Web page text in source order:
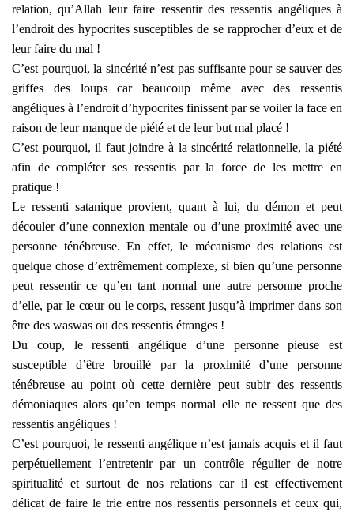
relation, qu’Allah leur faire ressentir des ressentis angéliques à
l’endroit des hypocrites susceptibles de se rapprocher d’eux et de
leur faire du mal !
C’est pourquoi, la sincérité n’est pas suffisante pour se sauver des
griffes des loups car beaucoup même avec des ressentis
angéliques à l’endroit d’hypocrites finissent par se voiler la face en
raison de leur manque de piété et de leur but mal placé !
C’est pourquoi, il faut joindre à la sincérité relationnelle, la piété
afin de compléter ses ressentis par la force de les mettre en
pratique !
Le ressenti satanique provient, quant à lui, du démon et peut
découler d’une connexion mentale ou d’une proximité avec une
personne ténébreuse. En effet, le mécanisme des relations est
quelque chose d’extrêmement complexe, si bien qu’une personne
peut ressentir ce qu’en tant normal une autre personne proche
d’elle, par le cœur ou le corps, ressent jusqu’à imprimer dans son
être des waswas ou des ressentis étranges !
Du coup, le ressenti angélique d’une personne pieuse est
susceptible d’être brouillé par la proximité d’une personne
ténébreuse au point où cette dernière peut subir des ressentis
démoniaques alors qu’en temps normal elle ne ressent que des
ressentis angéliques !
C’est pourquoi, le ressenti angélique n’est jamais acquis et il faut
perpétuellement l’entretenir par un contrôle régulier de notre
spiritualité et surtout de nos relations car il est effectivement
délicat de faire le trie entre nos ressentis personnels et ceux qui,